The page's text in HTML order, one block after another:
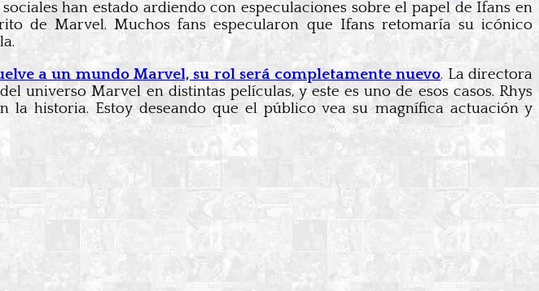
sociales han estado ardiendo con especulaciones sobre el papel de Ifans en
de Marvel. Muchos fans especularon que Ifans retomaría su icónico
a un mundo Marvel, su rol será completamente nuevo. La directora
universo Marvel en distintas películas, y este es uno de esos casos. Rhys
historia. Estoy deseando que el público vea su magnífica actuación y